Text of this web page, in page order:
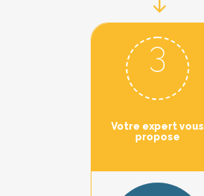
3
Votre expert vous
propose